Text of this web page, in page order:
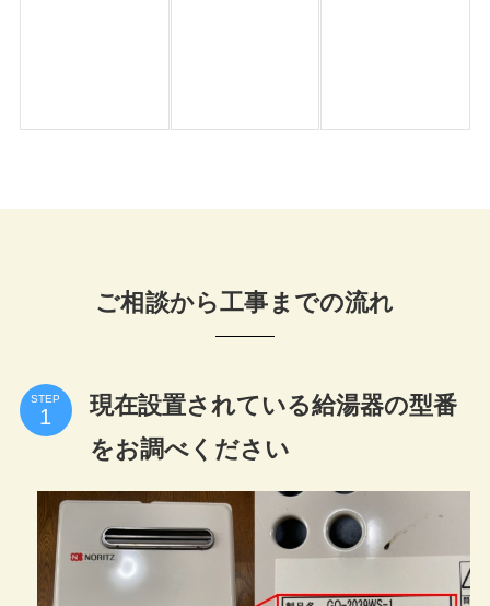
ご相談から工事までの流れ
STEP
現在設置されている給湯器の型番
をお調べください